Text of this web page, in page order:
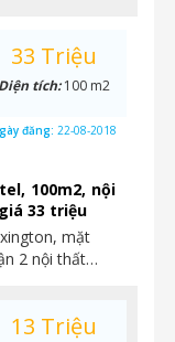
100m2, nội
33 triệu
mặt
2 nội thất…
33 Triệu
Diện tích:100 m2
đăng: 22-08-2018
13 Triệu